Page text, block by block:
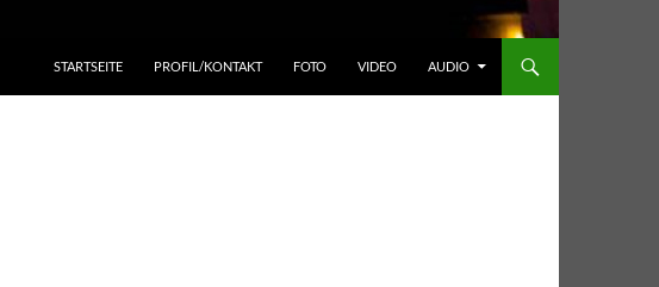
STARTSEITE PROFIL/KONTAKT FOTO VIDEO AUDIO